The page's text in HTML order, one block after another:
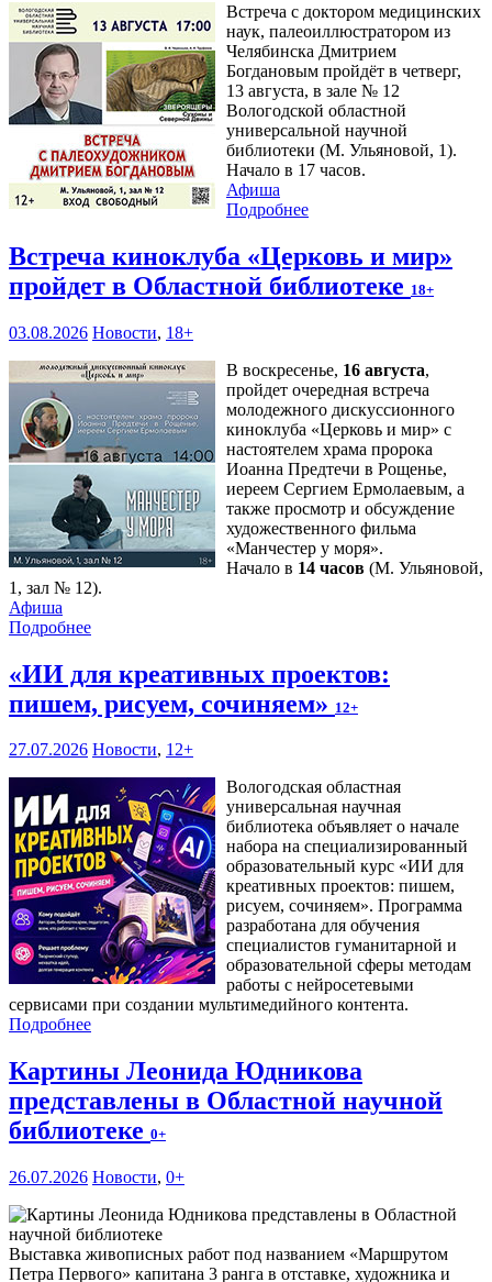
Встреча с доктором медицинских
наук, палеоиллюстратором из
Челябинска Дмитрием
Богдановым пройдёт в четверг,
13 августа, в зале № 12
Вологодской областной
универсальной научной
библиотеки (М. Ульяновой, 1).
Начало в 17 часов.
Афиша
Подробнее
Встреча киноклуба «Церковь и мир»
пройдет в Областной библиотеке 18+
03.08.2026 Новости, 18+
В воскресенье, 16 августа,
пройдет очередная встреча
молодежного дискуссионного
киноклуба «Церковь и мир» с
настоятелем храма пророка
Иоанна Предтечи в Рощенье,
иереем Сергием Ермолаевым, а
также просмотр и обсуждение
художественного фильма
«Манчестер у моря».
Начало в 14 часов (М. Ульяновой,
1, зал № 12).
Афиша
Подробнее
«ИИ для креативных проектов:
пишем, рисуем, сочиняем» 12+
27.07.2026 Новости, 12+
Вологодская областная
универсальная научная
библиотека объявляет о начале
набора на специализированный
образовательный курс «ИИ для
креативных проектов: пишем,
рисуем, сочиняем». Программа
разработана для обучения
специалистов гуманитарной и
образовательной сферы методам
работы с нейросетевыми
сервисами при создании мультимедийного контента.
Подробнее
Картины Леонида Юдникова
представлены в Областной научной
библиотеке 0+
26.07.2026 Новости, 0+
Выставка живописных работ под названием «Маршрутом
Петра Первого» капитана 3 ранга в отставке, художника и